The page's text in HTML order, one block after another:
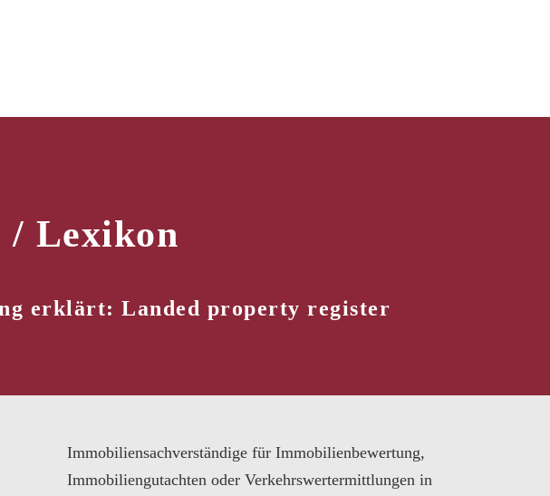
/ Lexikon
erklärt: Landed property register
Immobiliensachverständige für Immobilienbewertung,
Immobiliengutachten oder Verkehrswertermittlungen in